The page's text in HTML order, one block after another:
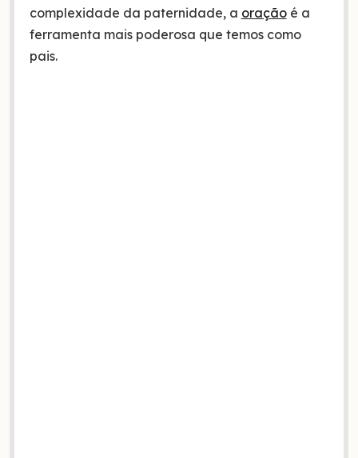
complexidade da paternidade, a oraçãoé a
ferramenta mais poderosa que temos como
pais.